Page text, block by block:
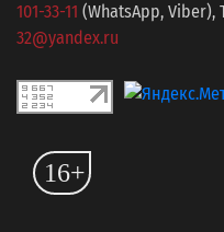
101-33-11 (WhatsApp, Viber),
32@yandex.ru
16+